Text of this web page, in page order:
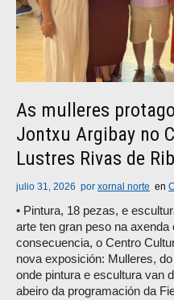
As mulleres
Jontxu Argibay no
Lustres Rivas de
julio 31, 2026 por xornal norte en
• Pintura, 18 pezas, e
arte ten gran peso na axenda
consecuencia, o Centro
nova exposición: Mulleres,
onde pintura e escultura van
abeiro da programación da